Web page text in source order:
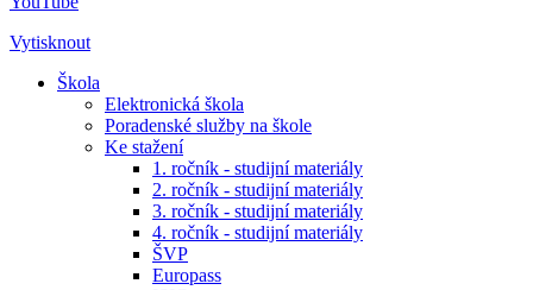
Vytisknout
Škola
Elektronická škola
Poradenské služby na škole
Ke stažení
1. ročník - studijní materiály
2. ročník - studijní materiály
3. ročník - studijní materiály
4. ročník - studijní materiály
ŠVP
Europass